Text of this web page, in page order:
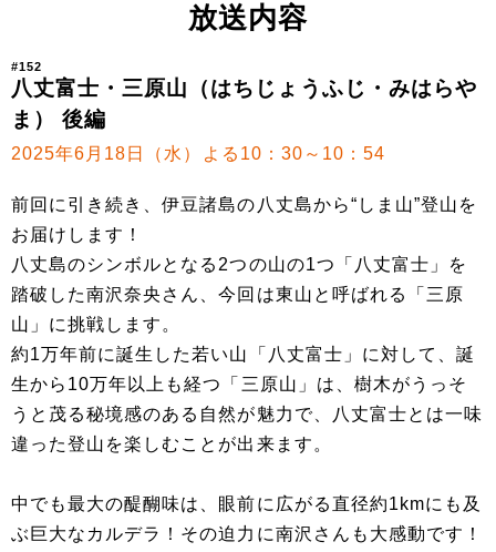
放送内容
#152
八丈富士・三原山（はちじょうふじ・みはらや
ま） 後編
2025年6月18日（水）よる10：30～10：54
前回に引き続き、伊豆諸島の八丈島から“しま山”登山を
お届けします！
八丈島のシンボルとなる2つの山の1つ「八丈富士」を
踏破した南沢奈央さん、今回は東山と呼ばれる「三原
山」に挑戦します。
約1万年前に誕生した若い山「八丈富士」に対して、誕
生から10万年以上も経つ「三原山」は、樹木がうっそ
うと茂る秘境感のある自然が魅力で、八丈富士とは一味
違った登山を楽しむことが出来ます。
中でも最大の醍醐味は、眼前に広がる直径約1kmにも及
ぶ巨大なカルデラ！その迫力に南沢さんも大感動です！